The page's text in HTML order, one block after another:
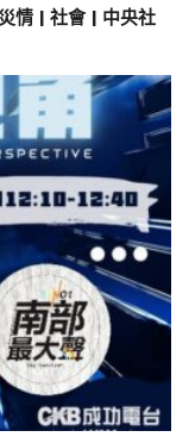
情 | 社會 | 中央社